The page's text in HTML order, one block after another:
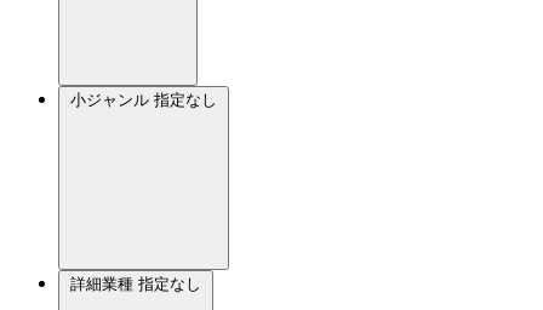
小ジャンル 指定なし
詳細業種 指定なし